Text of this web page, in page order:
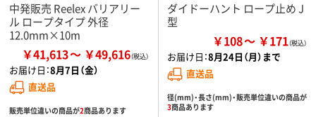
中発販売 Reelex バリアリー
ル ロープタイプ 外径
12.0mm×10m
￥41,613 ￥49,616
お届け日：8月7日（金）
直送品
販売単位違いの商品が2商品あります
ダイドーハント ロープ止め J
型
￥108 ￥171
お届け日：8月24日（月）まで
直送品
径(mm)・長さ(mm)・販売単位違いの商品が
3商品あります